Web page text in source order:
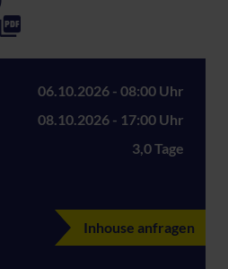
06.10.2026 - 08:00 Uhr
08.10.2026 - 17:00 Uhr
3,0 Tage
Inhouse anfragen